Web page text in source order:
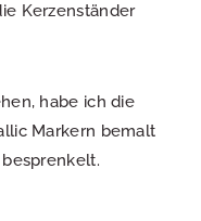
Kerzenständer
habe ich die
Markern bemalt